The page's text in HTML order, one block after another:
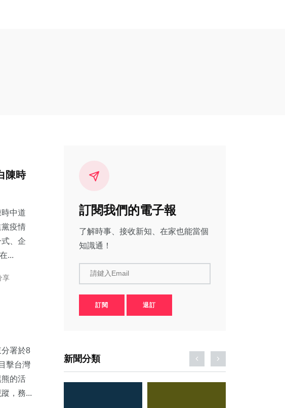
陳時
中道
疫情
、企
...
享
分署於8
擊台灣
的活
，務...
訂閱我們的電子報
了解時事、接收新知、在家也能當個
知識通！
請鍵入Email
訂閱 退訂
新聞分類